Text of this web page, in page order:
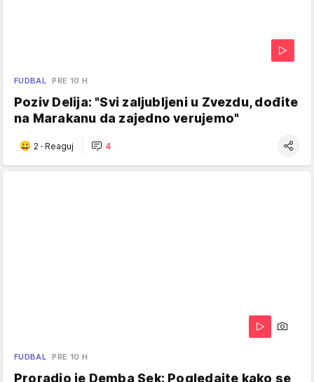
FUDBAL PRE 10 H
Poziv Delija: "Svi zaljubljeni u Zvezdu, dođite
na Marakanu da zajedno verujemo"
2 · Reaguj 4
FUDBAL PRE 10 H
Proradio je Demba Sek: Pogledajte kako se